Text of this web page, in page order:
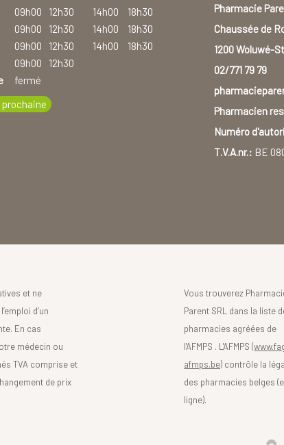
09h00 12h30 14h00
18h30
09h00 12h30 14h00
18h30
09h00 12h30 14h00
18h30
09h00
12h30
fermé
Pharmacie
Chaussée de
1200 Woluwé-
02/771 79 79
Pharmacien
Numéro
T.V.A.nr.: BE
et ne
d’un
En cas
médecin ou
TVA comprise et
de prix
Vous trouverez
Parent SRL dans la liste
pharmacies agréées de
l'AFMPS . L'AFMPS (
afmps.be) contrôle la
des pharmacies belges
ligne).